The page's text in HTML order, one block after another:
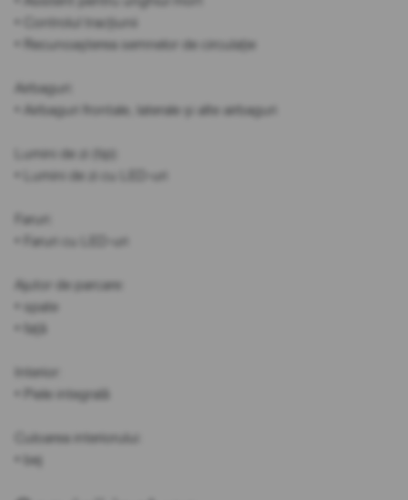
• Controlul tracțiunii
• Recunoașterea semnelor de circulație
Airbaguri:
• Airbaguri frontale, laterale și alte airbaguri
Lumini de zi (tip):
• Lumini de zi cu LED-uri
Faruri:
• Faruri cu LED-uri
Ajutor de parcare:
• spate
• față
Interior:
• Piele integrală
Culoarea interiorului:
• bej